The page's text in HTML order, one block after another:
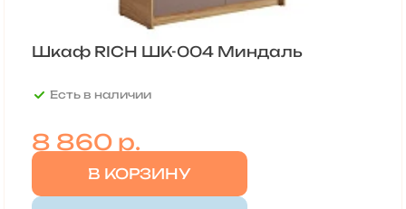
Шкаф RICH ШК-004 Миндаль
Есть в наличии
8 860р.
В КОРЗИНУ